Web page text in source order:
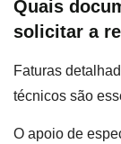
Quais
solicitar a
Faturas
técnicos são
O apoio de